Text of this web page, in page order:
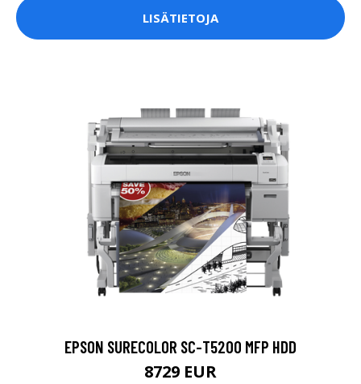
LISÄTIETOJA
EPSON SURECOLOR SC-T5200 MFP HDD
8729 EUR